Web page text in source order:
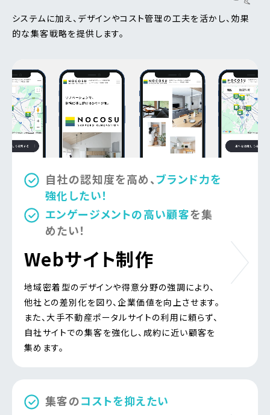
システムに加え、デザインやコスト管理の工夫を活かし、効果
的な集客戦略を提供します。
自社の認知度を高め、ブランド力を
強化したい！
エンゲージメントの高い顧客を集
めたい！
Webサイト制作
地域密着型のデザインや得意分野の強調により、
他社との差別化を図り、企業価値を向上させます。
また、大手不動産ポータルサイトの利用に頼らず、
自社サイトでの集客を強化し、成約に近い顧客を
集めます。
集客のコストを抑えたい